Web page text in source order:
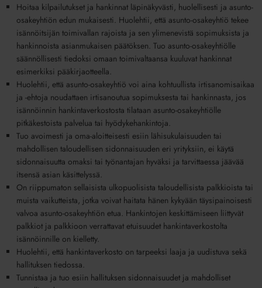
Hoitaa kilpailutukset ja hankinnat läpinäkyvästi, huolellisesti ja asunto-
osakeyhtiön edun mukaisesti. Huolehtii, että asunto-osakeyhtiö tekee
isännöitsijän toimivallan rajoista ja sen ylimenevistä sopimuksista ja
hankinnoista asianmukaisen päätöksen. Tuo asunto-osakeyhtiölle
säännöllisesti tiedoksi omaan toimivaltaansa kuuluvat hankinnat
esimerkiksi pääkirjaotteella.
Huolehtii, että asunto-osakeyhtiö voi aina kohtuullista irtisanomisaikaa
ja -ehtoja noudattaen irtisanoutua sopimuksesta tai hankinnasta, jos
isännöinnin hankintaverkostosta tilataan asunto-osakeyhtiölle
pitkäkestoista palvelua tai hyödykehankintoja.
Tuo avoimesti ja oma-aloitteisesti esiin lähisukulaisuuden tai
mahdollisen taloudellisen sidonnaisuuden eri yrityksiin, ei käytä
sidonnaisuutta omaksi tai työnantajan hyväksi ja tarvittaessa jäävää
itsensä asian käsittelyssä.
On riippumaton sellaisista ulkopuolisista taloudellisista palkkioista tai
muista vaikutteista, jotka voivat haitata hänen kykyään täysipainoisesti
valvoa asunto-osakeyhtiön etua. Hankintojen keskittämiseen liittyvät
palkkiot ja palkkioon verrattavat etuisuudet hankintaverkostolta
isännöinnille on kielletty.
Huolehtii, että hankintaverkosto on tarpeeksi laaja ja uudistuva sekä
hallituksen tiedossa.
Tunnistaa ja tuo esiin hallituksen sidonnaisuudet ja mahdolliset